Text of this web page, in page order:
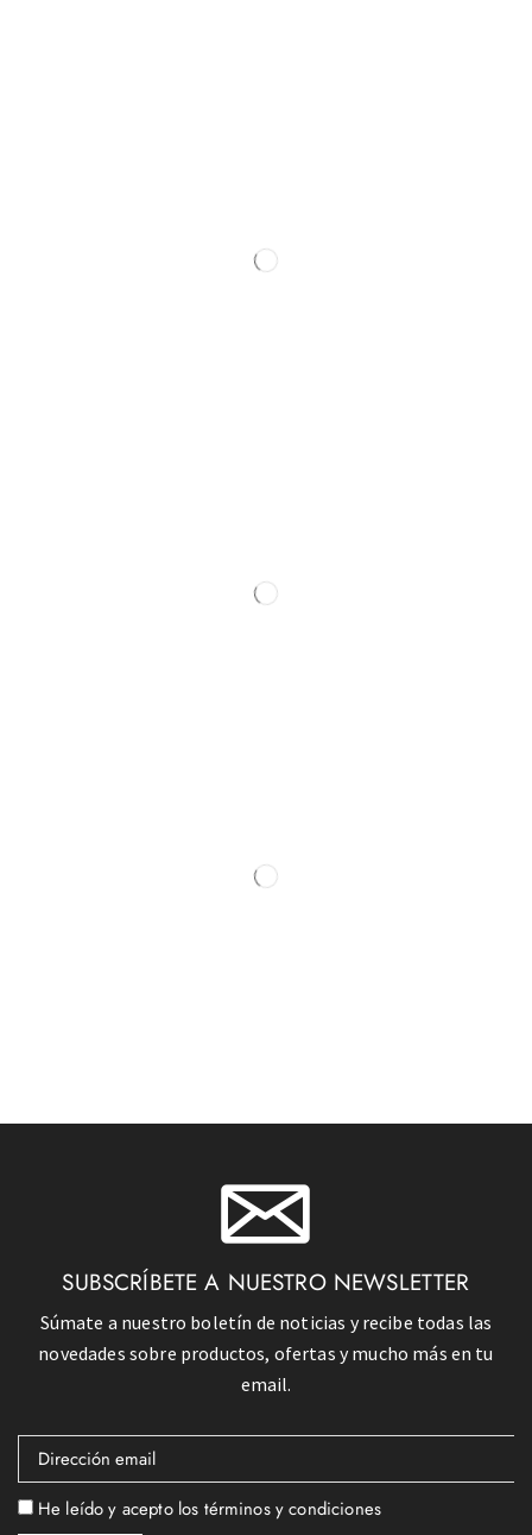
SUBSCRÍBETE A NUESTRO NEWSLETTER
Súmate a nuestro boletín de noticias y recibe todas las
novedades sobre productos, ofertas y mucho más en tu
email.
He leído y acepto los términos y condiciones